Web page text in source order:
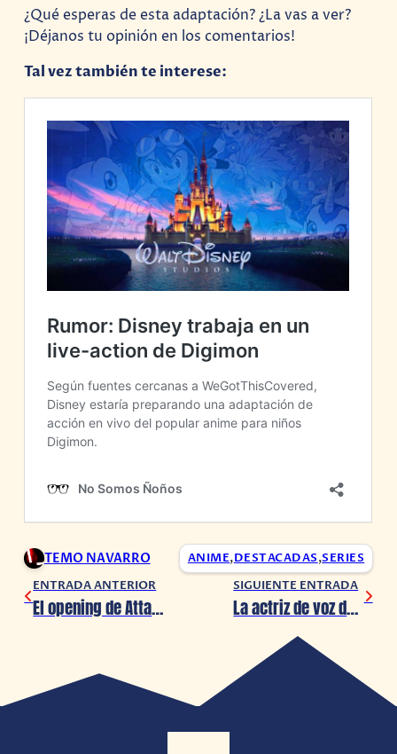
¿Qué esperas de esta adaptación? ¿La vas a ver?
¡Déjanos tu opinión en los comentarios!
Tal vez también te interese:
TEMO NAVARRO ANIME,DESTACADAS,SERIES
ENTRADA ANTERIOR
El opening de Attack on Titan es recreado en Animal Crossing: New Horizons
SIGUIENTE ENTRADA
La actriz de voz de Bulma para Dragon Ball en su versión en inglés lucha contra el COVID-19